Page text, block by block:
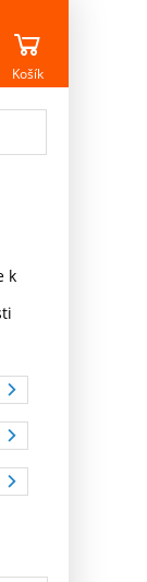
Košík
k